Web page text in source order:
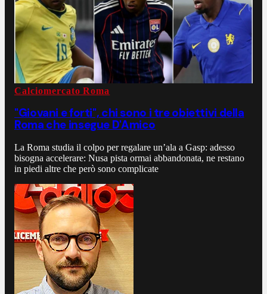
Calciomercato Roma
"Giovani e forti", chi sono i tre obiettivi della
Roma che insegue D'Amico
La Roma studia il colpo per regalare un’ala a Gasp: adesso
bisogna accelerare: Nusa pista ormai abbandonata, ne restano
in piedi altre che però sono complicate